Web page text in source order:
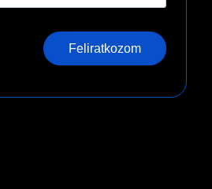
Feliratkozom